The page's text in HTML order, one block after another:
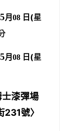
月08 日(星
月08 日(星
士漆彈場
231號〉